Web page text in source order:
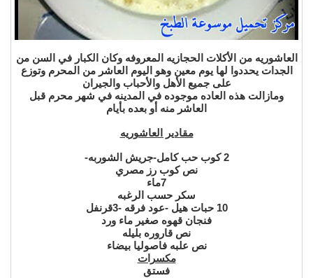
العاشوريه من الأكلات الحجازيه المعروفه وكان الكبار في السن من
الجدات يحددوا لها يوم معين وهو اليوم العاشر من المحرم وتوزع
على جميع الأهل والأحباب والجيران
ومازالت هذه العاده موجوده في المدينه في شهر محرم قبل
العاشر منه أو بعده بأيام
مقادير العاشوريه
2 كوب حب كامل-جريش الشوربه-
نص كوب رز مصري
7ماء
سكر حسب الرغبه
10 حبات هيل -عود فرقه -3قرنفل
فنجان قهوه صغير ماء ورد
نص قاروره بليله
نص علبه فاصوليا بيضاء
مكسرات
فستق